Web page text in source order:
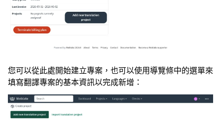
您可以從此處開始建立專案，也可以使用導覽條中的選單來
填寫翻譯專案的基本資訊以完成新增：